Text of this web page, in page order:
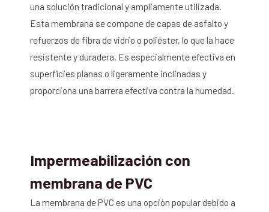
una solución tradicional y ampliamente utilizada.
Esta membrana se compone de capas de asfalto y
refuerzos de fibra de vidrio o poliéster, lo que la hace
resistente y duradera. Es especialmente efectiva en
superficies planas o ligeramente inclinadas y
proporciona una barrera efectiva contra la humedad.
Impermeabilización con
membrana de PVC
La membrana de PVC es una opción popular debido a